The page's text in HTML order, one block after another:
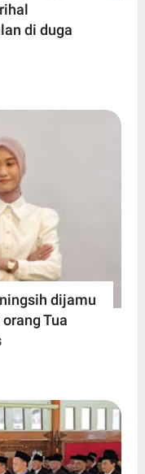
di duga
dijamu
Tua